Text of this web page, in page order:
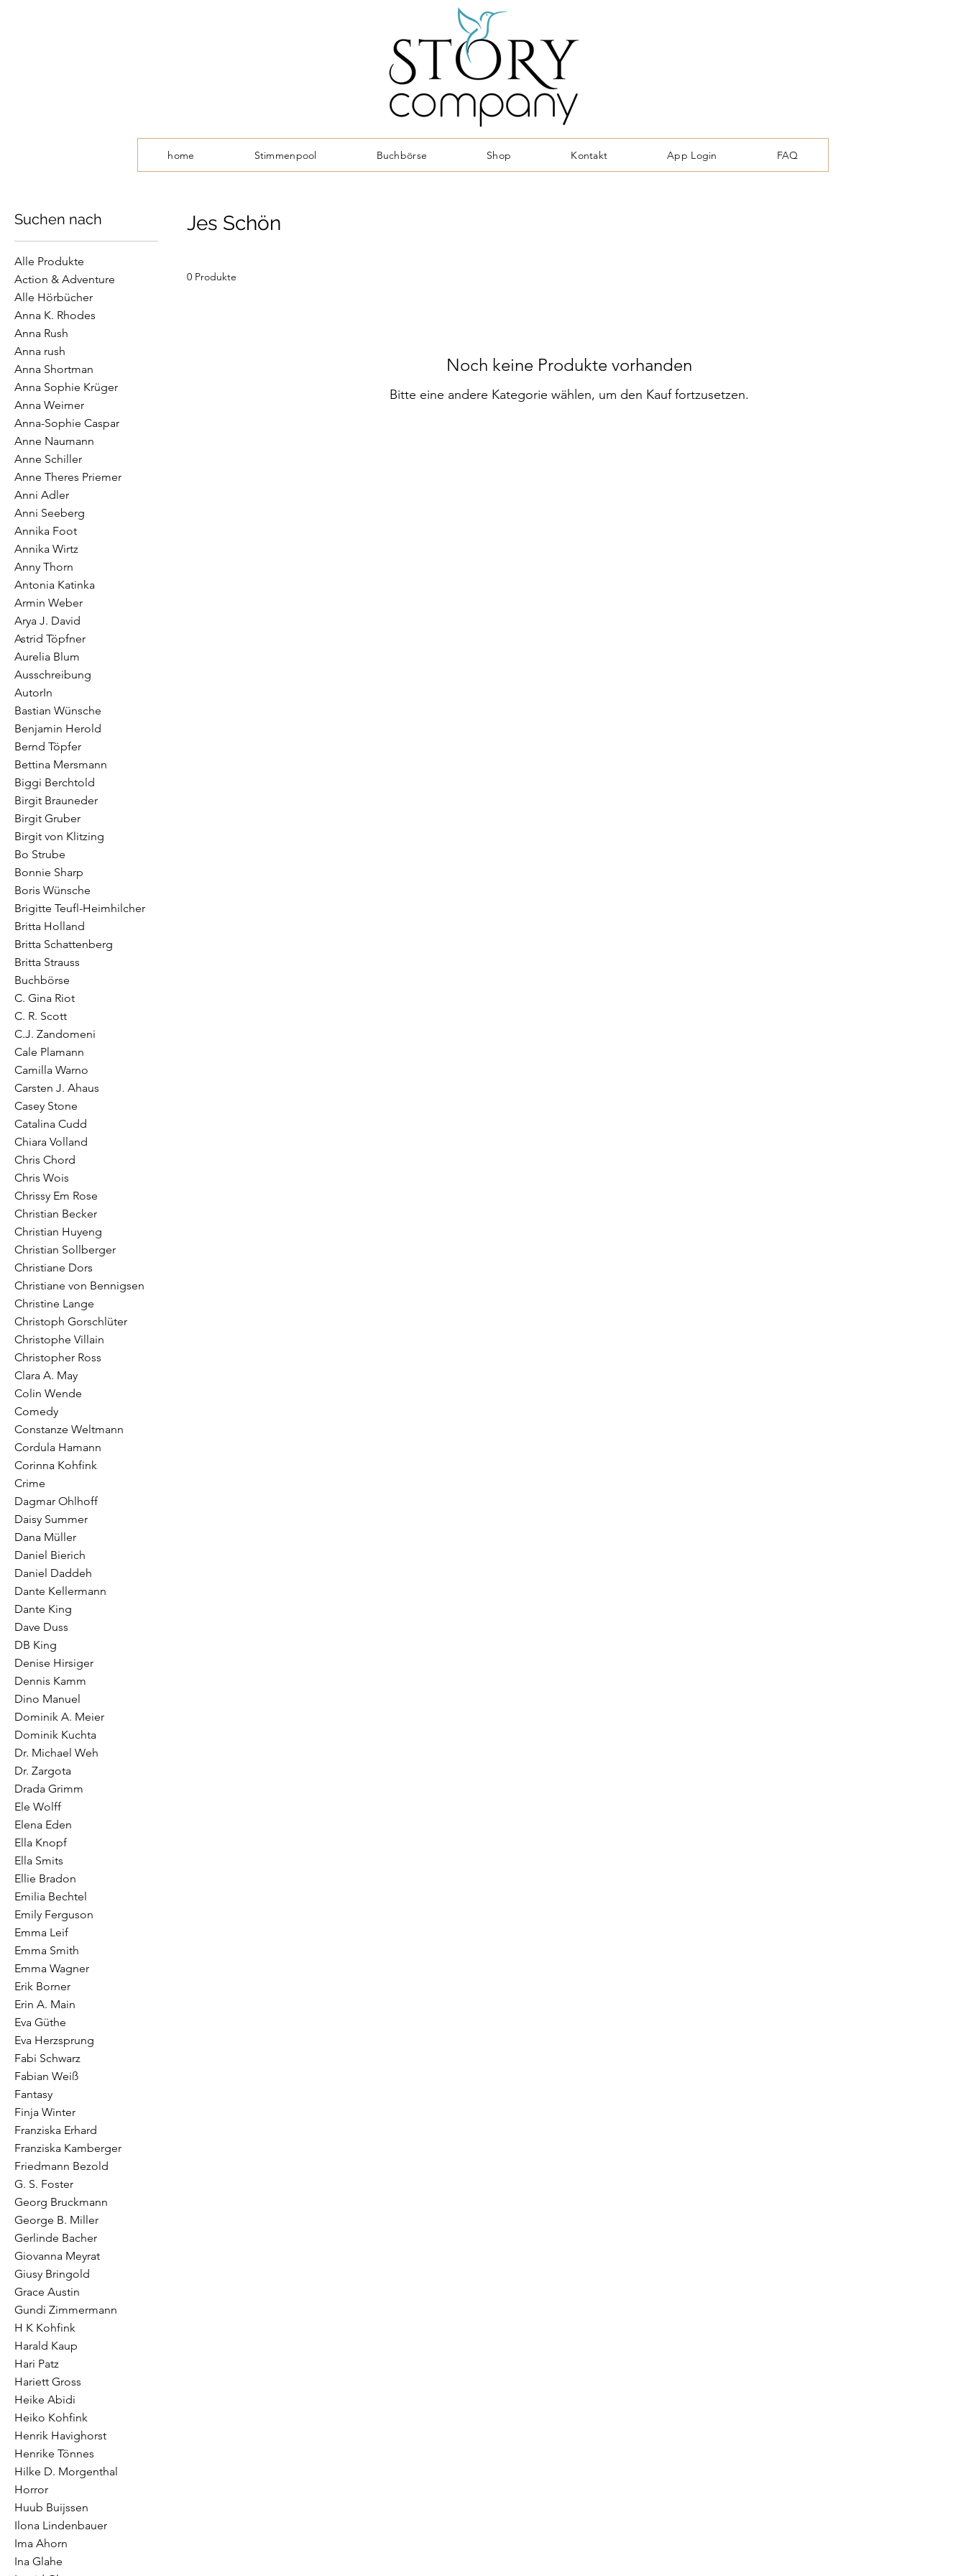
home Stimmenpool Buchbörse Shop Kontakt App Login FAQ
Suchen nach
Alle Produkte
Action & Adventure
Alle Hörbücher
Anna K. Rhodes
Anna Rush
Anna rush
Anna Shortman
Anna Sophie Krüger
Anna Weimer
Anna-Sophie Caspar
Anne Naumann
Anne Schiller
Anne Theres Priemer
Anni Adler
Anni Seeberg
Annika Foot
Annika Wirtz
Anny Thorn
Antonia Katinka
Armin Weber
Arya J. David
Astrid Töpfner
Aurelia Blum
Ausschreibung
AutorIn
Bastian Wünsche
Benjamin Herold
Bernd Töpfer
Bettina Mersmann
Biggi Berchtold
Birgit Brauneder
Birgit Gruber
Birgit von Klitzing
Bo Strube
Bonnie Sharp
Boris Wünsche
Brigitte Teufl-Heimhilcher
Britta Holland
Britta Schattenberg
Britta Strauss
Buchbörse
C. Gina Riot
C. R. Scott
C.J. Zandomeni
Cale Plamann
Camilla Warno
Carsten J. Ahaus
Casey Stone
Catalina Cudd
Chiara Volland
Chris Chord
Chris Wois
Chrissy Em Rose
Christian Becker
Christian Huyeng
Christian Sollberger
Christiane Dors
Christiane von Bennigsen
Christine Lange
Christoph Gorschlüter
Christophe Villain
Christopher Ross
Clara A. May
Colin Wende
Comedy
Constanze Weltmann
Cordula Hamann
Corinna Kohfink
Crime
Dagmar Ohlhoff
Daisy Summer
Dana Müller
Daniel Bierich
Daniel Daddeh
Dante Kellermann
Dante King
Dave Duss
DB King
Denise Hirsiger
Dennis Kamm
Dino Manuel
Dominik A. Meier
Dominik Kuchta
Dr. Michael Weh
Dr. Zargota
Drada Grimm
Ele Wolff
Elena Eden
Ella Knopf
Ella Smits
Ellie Bradon
Emilia Bechtel
Emily Ferguson
Emma Leif
Emma Smith
Emma Wagner
Erik Borner
Erin A. Main
Eva Güthe
Eva Herzsprung
Fabi Schwarz
Fabian Weiß
Fantasy
Finja Winter
Franziska Erhard
Franziska Kamberger
Friedmann Bezold
G. S. Foster
Georg Bruckmann
George B. Miller
Gerlinde Bacher
Giovanna Meyrat
Giusy Bringold
Grace Austin
Gundi Zimmermann
H K Kohfink
Harald Kaup
Hari Patz
Hariett Gross
Heike Abidi
Heiko Kohfink
Henrik Havighorst
Henrike Tönnes
Hilke D. Morgenthal
Horror
Huub Buijssen
Ilona Lindenbauer
Ima Ahorn
Ina Glahe
Jes Schön
0 Produkte
Noch keine Produkte vorhanden
Bitte eine andere Kategorie wählen, um den Kauf fortzusetzen.